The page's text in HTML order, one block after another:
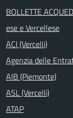
BOLLETTE
ese e Vercellese
ACI (Vercelli)
Agenzia delle
AIB (Piemonte)
ASL (Vercelli)
ATAP